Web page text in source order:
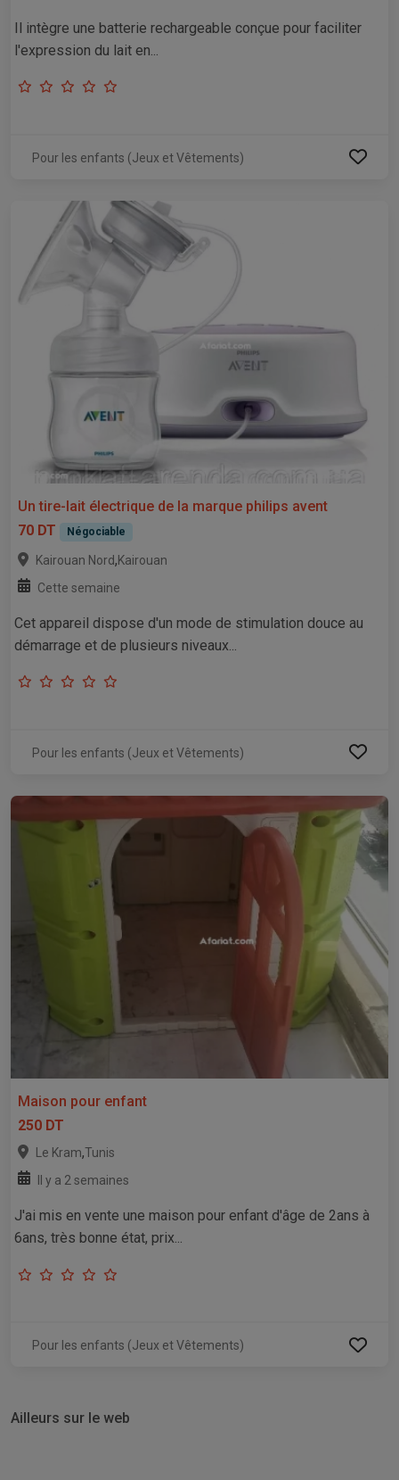
Il intègre une batterie rechargeable conçue pour faciliter
l'expression du lait en...
Pour les enfants (Jeux et Vêtements)
Un tire-lait électrique de la marque philips avent
70 DT
Négociable
Kairouan Nord,Kairouan
Cette semaine
Cet appareil dispose d'un mode de stimulation douce au
démarrage et de plusieurs niveaux...
Pour les enfants (Jeux et Vêtements)
Maison pour enfant
250 DT
Le Kram,Tunis
Il y a 2 semaines
J'ai mis en vente une maison pour enfant d'âge de 2ans à
6ans, très bonne état, prix...
Pour les enfants (Jeux et Vêtements)
Ailleurs sur le web